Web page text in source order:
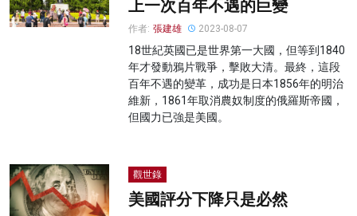
上一次百年不遇的巨變
作者: 張建雄 2023-08-07
18世紀英國已是世界第一大國，但等到1840
年才發動鴉片戰爭，擊敗大清。最終，這段
百年不遇的變革，成功是日本1856年的明治
維新，1861年取消農奴制度的俄羅斯帝國，
但國力已強是美國。
觀世錄
美國評分下降只是必然